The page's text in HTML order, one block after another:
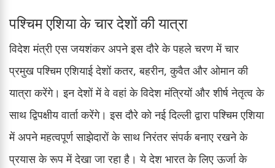
पश्चिम एशिया के चार देशों की यात्रा
विदेश मंत्री एस जयशंकर अपने इस दौरे के पहले चरण में चार
प्रमुख पश्चिम एशियाई देशों कतर, बहरीन, कुवैत और ओमान की
यात्रा करेंगे। इन देशों में वे वहां के विदेश मंत्रियों और शीर्ष नेतृत्व के
साथ द्विपक्षीय वार्ता करेंगे। इस दौरे को नई दिल्ली द्वारा पश्चिम एशिया
में अपने महत्वपूर्ण साझेदारों के साथ निरंतर संपर्क बनाए रखने के
प्रयास के रूप में देखा जा रहा है। ये देश भारत के लिए ऊर्जा के